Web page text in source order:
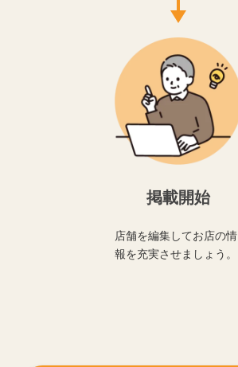
掲載開始
店舗を編集してお店の情
報を充実させましょう。